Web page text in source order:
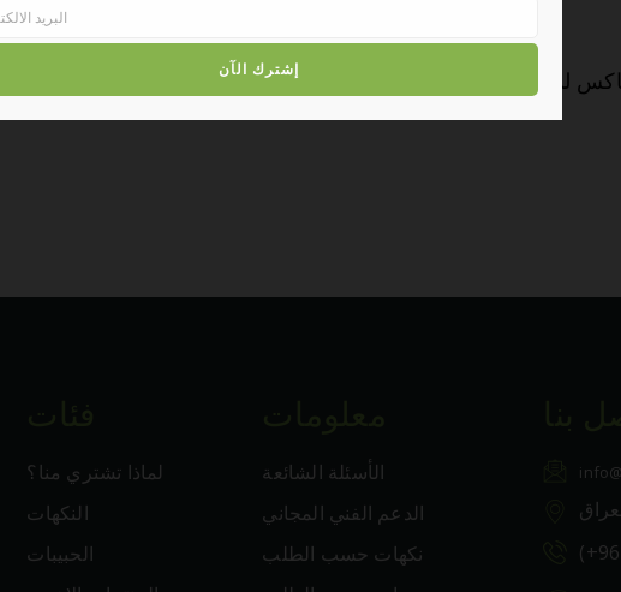
لدينا تلبي دائمًا أعلى معايير الجودة، مما يضمن لك الثقة في
لماذا تشتري منا؟
النكهات
الحبيبات
الأسئلة الشائعة
الدعم الفني المجاني
نكهات حسب الطلب